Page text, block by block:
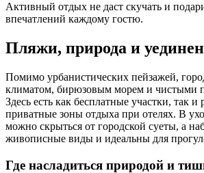
Активный отдых не даст скучать и
впечатлений каждому гостю.
Пляжи, природа и
Помимо урбанистических пейзажей,
климатом, бирюзовым морем и чистыми
Здесь есть как бесплатные участки, так
приватные зоны отдыха при отелях. В
можно скрыться от городской суеты, а
живописные виды и идеальны для
Где насладиться природой и